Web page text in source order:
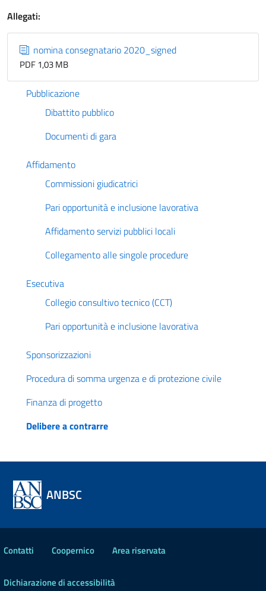
Allegati:
nomina consegnatario 2020_signed
PDF 1,03 MB
Pubblicazione
Dibattito pubblico
Documenti di gara
Affidamento
Commissioni giudicatrici
Pari opportunità e inclusione lavorativa
Affidamento servizi pubblici locali
Collegamento alle singole procedure
Esecutiva
Collegio consultivo tecnico (CCT)
Pari opportunità e inclusione lavorativa
Sponsorizzazioni
Procedura di somma urgenza e di protezione civile
Finanza di progetto
Delibere a contrarre
ANBSC
Contatti Coopernico Area riservata
Dichiarazione di accessibilità